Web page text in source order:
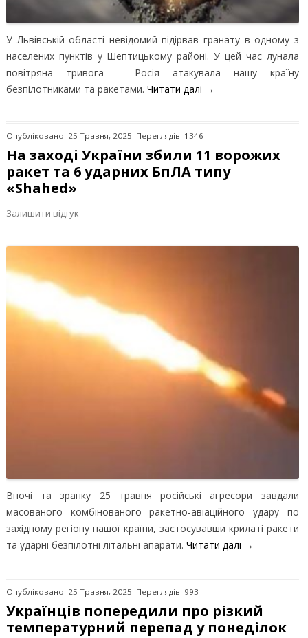
У Львівській області невідомий підірвав гранату в одному з
населених пунктів у Шептицькому районі. У цей час лунала
повітряна тривога – Росія атакувала нашу країну
безпілотниками та ракетами. Читати далі →
Опубліковано: 25 Травня, 2025. Переглядів: 1346
На заході України збили 11 ворожих
ракет та 6 ударних БпЛА типу
«Shahed»
Залишити відгук
Вночі та зранку 25 травня російські агресори завдали
масованого комбінованого ракетно-авіаційного удару по
західному регіону нашої країни, застосувавши крилаті ракети
та ударні безпілотні літальні апарати. Читати далі →
Опубліковано: 25 Травня, 2025. Переглядів: 993
Українців попередили про різкий
температурний перепад у понеділок